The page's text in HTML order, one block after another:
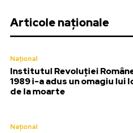
Articole naționale
Național
Institutul Revoluției
1989 i-a adus un omagiu lui
de la moarte
Național